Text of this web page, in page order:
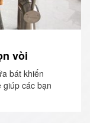
vòi
bát khiến
giúp các bạn